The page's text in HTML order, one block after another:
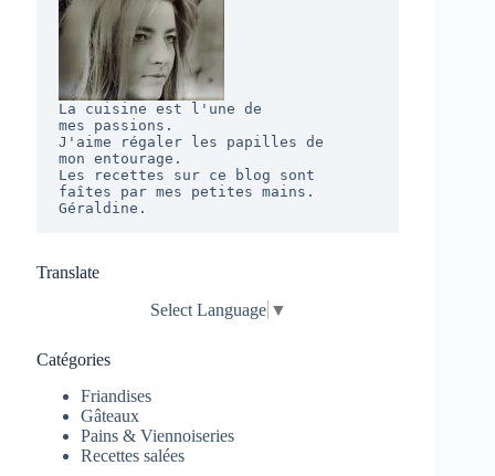
La cuisine est l'une de
mes passions.
J'aime régaler les papilles de
mon entourage.
Les recettes sur ce blog sont
faîtes par mes petites mains.
Géraldine.
Translate
Select Language ▼
Catégories
Friandises
Gâteaux
Pains & Viennoiseries
Recettes salées